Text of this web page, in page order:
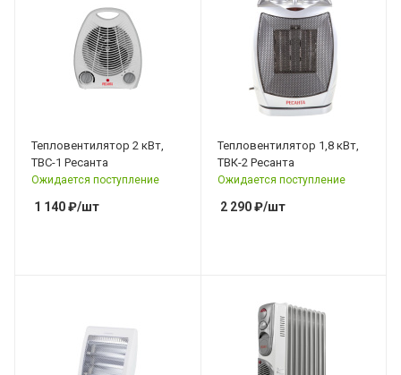
Тепловентилятор 2 кВт,
ТВС-1 Ресанта
Ожидается поступление
1 140₽/шт
Тепловентилятор 1,8 кВт,
ТВК-2 Ресанта
Ожидается поступление
2 290₽/шт